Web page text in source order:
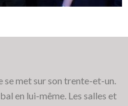
se met sur son trente-et-un.
en lui-même. Les salles et